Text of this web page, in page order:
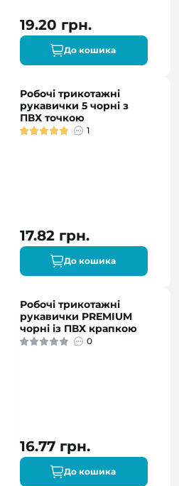
19.20 грн.
До кошика
Робочі трикотажні
рукавички 5 чорні з
ПВХ точкою
1
17.82 грн.
До кошика
Робочі трикотажні
рукавички PREMIUM
чорні із ПВХ крапкою
0
16.77 грн.
До кошика